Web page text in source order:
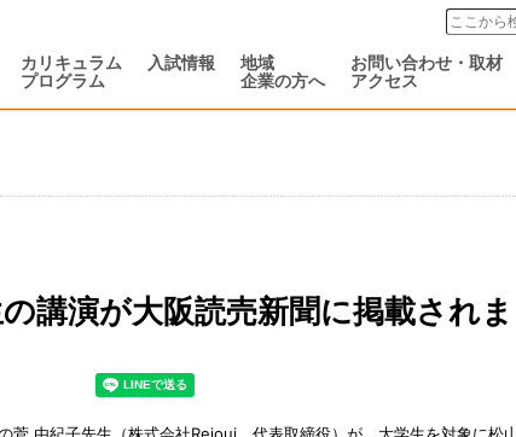
カリキュラム
プログラム
入試情報
地域
企業の方へ
お問い合わせ・取材
アクセス
の講演が大阪読売新聞に掲載され